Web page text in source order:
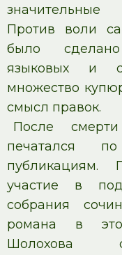
Против воли
было
языковых и
множество
смысл правок.
После
печатался
публикациям.
участие в
собрания
романа в
Шолохова